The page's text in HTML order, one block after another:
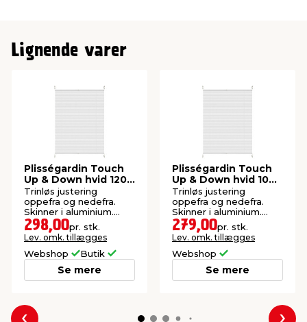
Lignende varer
Plisségardin Touch
Up & Down hvid 120 x
130 cm
Trinløs justering
oppefra og nedefra.
Skinner i aluminium.
Justerbar bredde. Inkl.
beslag og skruer.
298,00pr. stk.
Lev. omk. tillægges
Webshop Butik
Se mere
Plisségardin Touch
Up & Down hvid 100
x 130 cm
Trinløs justering
oppefra og nedefra.
Skinner i aluminium.
Justerbar bredde. Inkl.
beslag og skruer.
279,00pr. stk.
Lev. omk. tillægges
Webshop
Se mere